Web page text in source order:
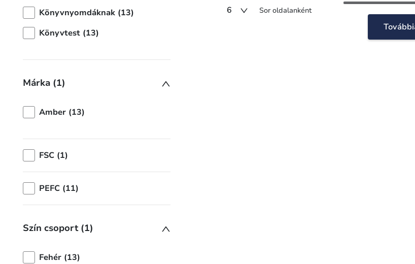
Könyvnyomdáknak (13)
Könyvtest (13)
Márka (1)
Amber (13)
FSC (1)
PEFC (11)
Szín csoport (1)
Fehér (13)
6 Sor oldalanként